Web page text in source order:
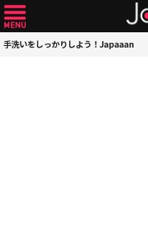
手洗いをしっかりしよう！Japaaan